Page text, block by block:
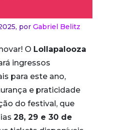
por Gabriel Belitz
O Lollapalooza
ingressos
para este ano,
e praticidade
do festival, que
28, 29 e 30 de